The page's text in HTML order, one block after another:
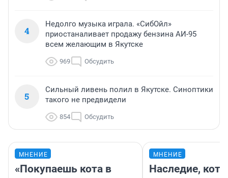
4
Недолго музыка играла. «СибОйл»
приостаналивает продажу бензина АИ-95
всем желающим в Якутске
969 Обсудить
5
Сильный ливень полил в Якутске. Синоптики
такого не предвидели
854 Обсудить
МНЕНИЕ
«Покупаешь кота в
МНЕНИЕ
Наследие,